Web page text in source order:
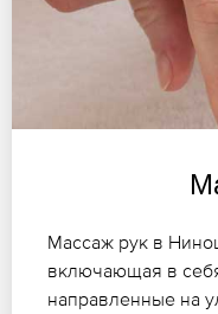
Массаж рук в
включающая в
направленные на